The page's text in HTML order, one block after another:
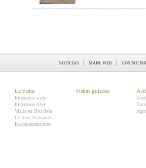
noticias | mapa web | contactar
La visita
Itinerarios a pie
Itinerarios 4X4
Visita en Bicicleta
Centros Visitantes
Recomendaciones
Visitas guiadas